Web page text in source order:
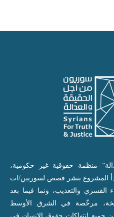
منظمة حقوقية غير حكومية،
المشروع بنشر قصص لسوريين/ات
القسري والتعذيب، ونما فيما بعد
مرخّصة في الشرق الأوسط